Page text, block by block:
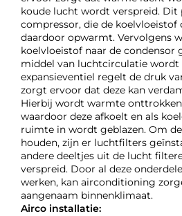
koude lucht wordt verspreid. Dit
compressor, die de
daardoor opwarmt. Vervolgens
koelvloeistof naar de condensor
middel van luchtcirculatie wordt
expansieventiel regelt de druk
zorgt ervoor dat deze kan
Hierbij wordt warmte
waardoor deze afkoelt en als
ruimte in wordt geblazen. Om
houden, zijn er luchtfilters
andere deeltjes uit de lucht
verspreid. Door al deze
werken, kan airconditioning
aangenaam binnenklimaat.
Airco installatie: